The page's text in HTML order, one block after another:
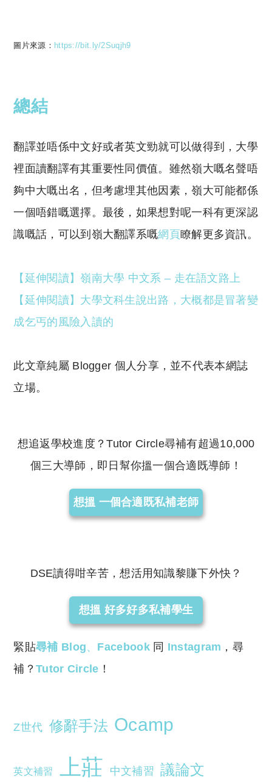
圖片來源： https://bit.ly/2Suqjh9
總結
翻譯並唔係中文好或者英文勁就可以做得到，大學
裡面讀翻譯有其重要性同價值。雖然嶺大嘅名聲唔
夠中大嘅出名，但考慮埋其他因素，嶺大可能都係
一個唔錯嘅選擇。最後，如果想對呢一科有更深認
識嘅話，可以到嶺大翻譯系嘅網頁瞭解更多資訊。
【延伸閱讀】嶺南大學 中文系 – 走在語文路上
【延伸閱讀】大學文科生說出路，大概都是冒著變
成乞丐的風險入讀的
此文章純屬 Blogger 個人分享，並不代表本網誌
立場。
想追返學校進度？Tutor Circle尋補有超過10,000
個三大導師，即日幫你搵一個合適既導師！
想搵 一個合適既私補老師
DSE讀得咁辛苦，想活用知識黎賺下外快？
想搵 好多好多私補學生
緊貼尋補 Blog、 Facebook 同 Instagram ，尋
補？Tutor Circle ！
Z世代 修辭手法 Ocamp
英文補習 上莊 中文補習 議論文